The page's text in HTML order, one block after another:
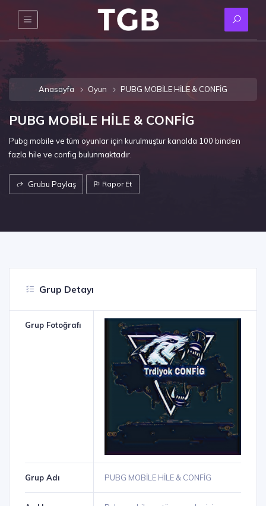
Anasayfa Oyun PUBG MOBİLE HİLE & CONFİG
PUBG MOBİLE HİLE & CONFİG
Pubg mobile ve tüm oyunlar için kurulmuştur kanalda 100 binden
fazla hile ve config bulunmaktadır.
Grubu Paylaş Rapor Et
Grup Detayı
Grup Fotoğrafı
Grup Adı PUBG MOBİLE HİLE & CONFİG